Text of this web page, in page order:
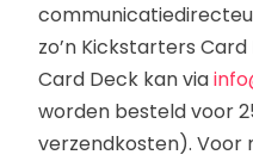
zo’n Kickstarters
Card Deck kan via
worden besteld voor
verzendkosten).